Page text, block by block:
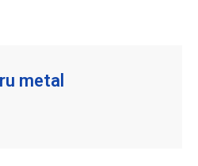
metal